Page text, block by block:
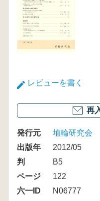
レビューを書く
再
発行元
埴輪研究会
出版年
2012/05
判
B5
ページ
122
六一ID
N06777